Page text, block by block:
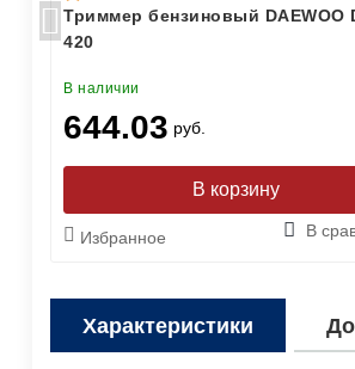
Триммер бензиновый DAEWOO
420
В наличии
644.03 руб.
Избранное В
Характеристики